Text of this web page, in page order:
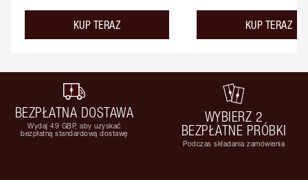
KUP TERAZ KUP TERAZ
BEZPŁATNA DOSTAWA
Wydaj 49 GBP, aby uzyskać
bezpłatną standardową dostawę
WYBIERZ 2
BEZPŁATNE PRÓBKI
Podczas składania zamówienia